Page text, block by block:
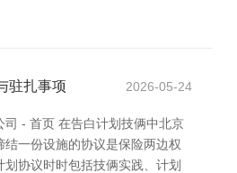
驻扎事项 2026-05-24
司 - 首页 在告白计划技俩中北京
一份设施的协议是保险两边权
协议时时包括技俩实践、计划